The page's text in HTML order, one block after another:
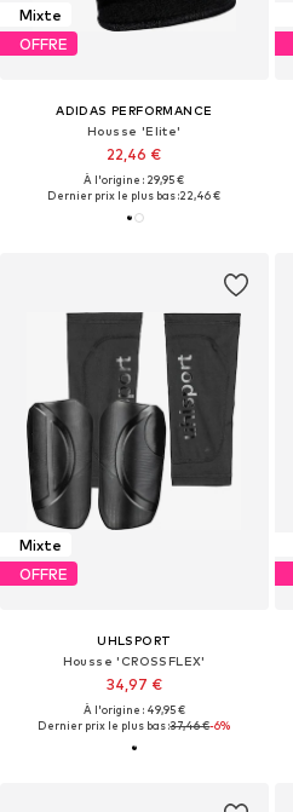
Mixte
OFFRE
ADIDAS PERFORMANCE
Housse 'Elite'
22,46 €
À l'origine : 29,95 €
Dernier prix le plus bas :22,46 €
Mixte
OFFRE
UHLSPORT
Housse 'CROSSFLEX'
34,97 €
À l'origine : 49,95 €
Dernier prix le plus bas :37,46 €-6%